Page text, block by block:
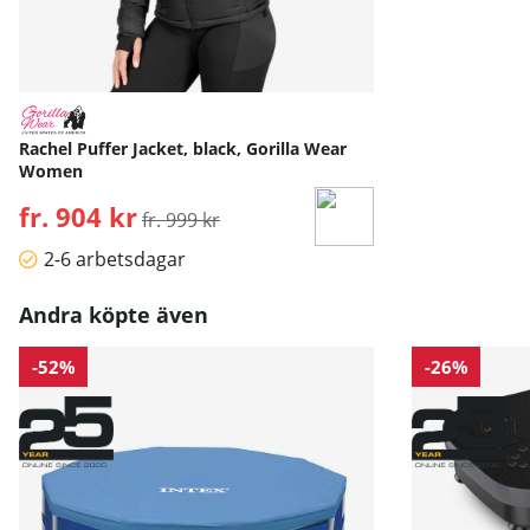
Rachel Puffer Jacket, black, Gorilla Wear
Women
fr. 904 krOrdinarie pris:
fr. 999 kr
2-6 arbetsdagar
Andra köpte även
-52% -26%